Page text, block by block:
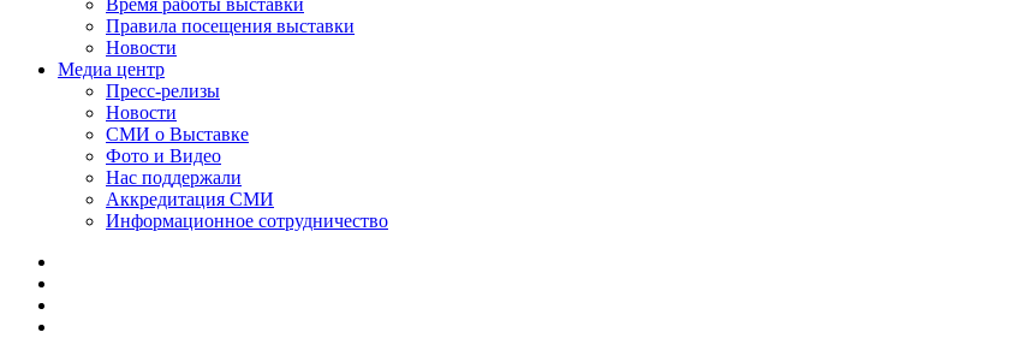
Время работы выставки
Правила посещения выставки
Новости
Медиа центр
Пресс-релизы
Новости
СМИ о Выставке
Фото и Видео
Нас поддержали
Аккредитация СМИ
Информационное сотрудничество